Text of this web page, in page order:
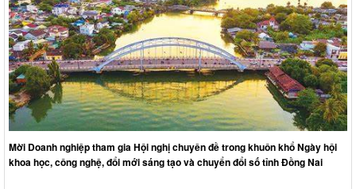
Mời Doanh nghiệp tham gia Hội nghị chuyên đề trong khuôn khổ Ngày hội
khoa học, công nghệ, đổi mới sáng tạo và chuyển đổi số tỉnh Đồng Nai